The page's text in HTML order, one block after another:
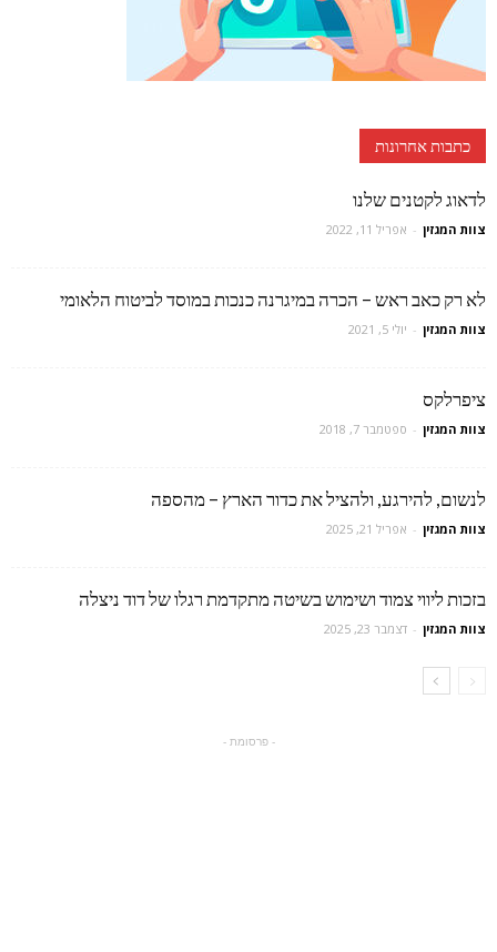
כתבות אחרונות
לדאוג לקטנים שלנו
צוות המגזין - אפריל 11, 2022
לא רק כאב ראש – הכרה במיגרנה כנכות במוסד לביטוח הלאומי
צוות המגזין - יולי 5, 2021
ציפרלקס
צוות המגזין - ספטמבר 7, 2018
לנשום, להירגע, ולהציל את כדור הארץ – מהספה
צוות המגזין - אפריל 21, 2025
בזכות ליווי צמוד ושימוש בשיטה מתקדמת רגלו של דוד ניצלה
צוות המגזין - דצמבר 23, 2025
- פרסומת -